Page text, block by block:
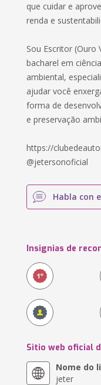
que cuidar e
renda e
Sou Escritor (Ouro
bacharel em
ambiental,
ajudar você
forma de
e preservação
https://
@jetersonoficial
Habla con
Insignias de
Sitio web oficial
Nome do
jeter